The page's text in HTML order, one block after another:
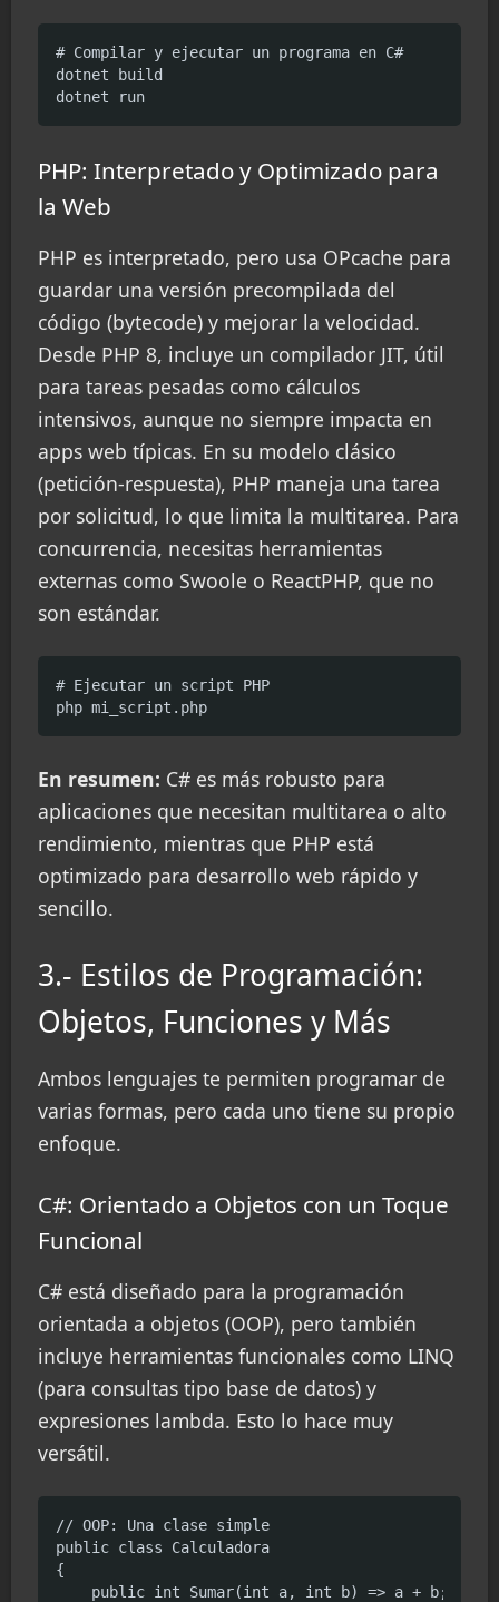
# Compilar y ejecutar un programa en C#
dotnet build
dotnet run
PHP: Interpretado y Optimizado para
la Web
PHP es interpretado, pero usa OPcache para
guardar una versión precompilada del
código (bytecode) y mejorar la velocidad.
Desde PHP 8, incluye un compilador JIT, útil
para tareas pesadas como cálculos
intensivos, aunque no siempre impacta en
apps web típicas. En su modelo clásico
(petición-respuesta), PHP maneja una tarea
por solicitud, lo que limita la multitarea. Para
concurrencia, necesitas herramientas
externas como Swoole o ReactPHP, que no
son estándar.
# Ejecutar un script PHP
php mi_script.php
En resumen: C# es más robusto para
aplicaciones que necesitan multitarea o alto
rendimiento, mientras que PHP está
optimizado para desarrollo web rápido y
sencillo.
3.- Estilos de Programación:
Objetos, Funciones y Más
Ambos lenguajes te permiten programar de
varias formas, pero cada uno tiene su propio
enfoque.
C#: Orientado a Objetos con un Toque
Funcional
C# está diseñado para la programación
orientada a objetos (OOP), pero también
incluye herramientas funcionales como LINQ
(para consultas tipo base de datos) y
expresiones lambda. Esto lo hace muy
versátil.
// OOP: Una clase simple
public class Calculadora
{
    public int Sumar(int a, int b) => a + b;